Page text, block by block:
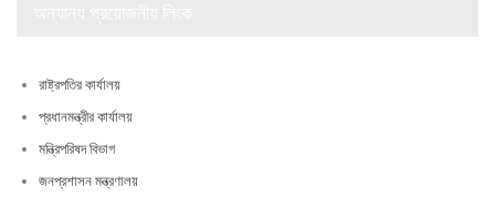
রাষ্ট্রপতির কার্যালয়
প্রধানমন্ত্রীর কার্যালয়
মন্ত্রিপরিষদ বিভাগ
জনপ্রশাসন মন্ত্রণালয়